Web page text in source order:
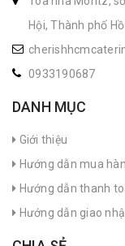
Hội, Thành phố
0933190687
DANH MỤC
Giới thiệu
Hướng dẫn mua
Hướng dẫn thanh
Hướng dẫn giao